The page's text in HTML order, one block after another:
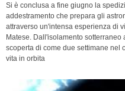
Si è conclusa a fine giugno la
addestramento che prepara gli
attraverso un'intensa esperienza di
Matese. Dall'isolamento sotterraneo
scoperta di come due settimane nel
vita in orbita